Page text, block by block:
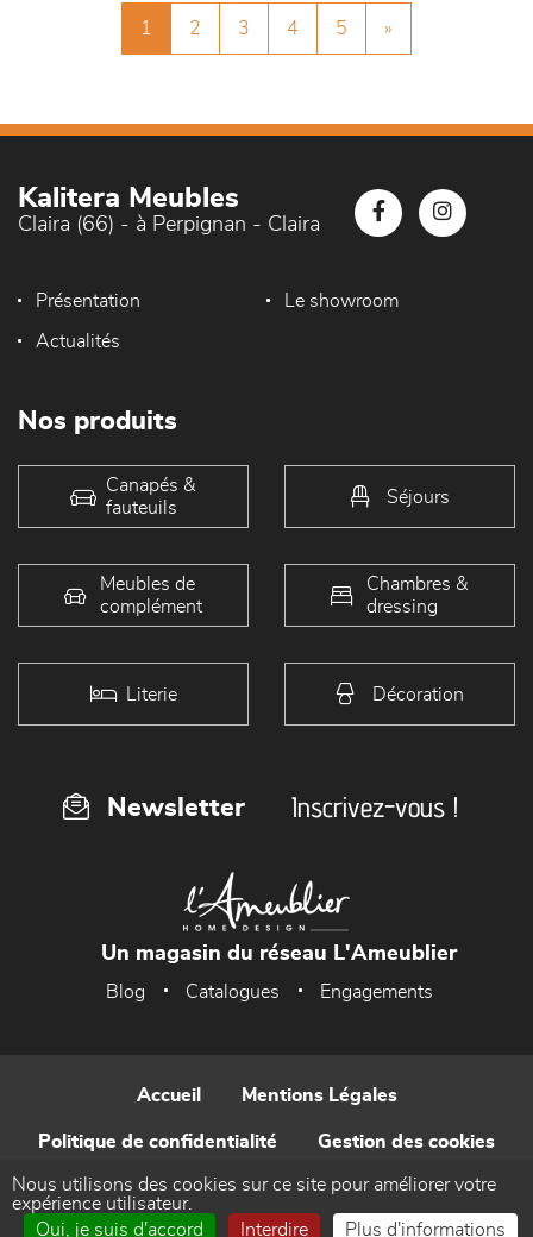
1 2 3 4 5 »
Kalitera Meubles
Claira (66) - à Perpignan - Claira
Présentation Le showroom
Actualités
Nos produits
Canapés &
fauteuils
Séjours
Meubles de
complément
Chambres &
dressing
Literie Décoration
Newsletter Inscrivez-vous !
Un magasin du réseau L'Ameublier
Blog Catalogues Engagements
Accueil Mentions Légales
Politique de confidentialité Gestion des cookies
Contact
Nous utilisons des cookies sur ce site pour améliorer votre
expérience utilisateur.
Oui, je suis d'accord
Interdire Plus d'informations